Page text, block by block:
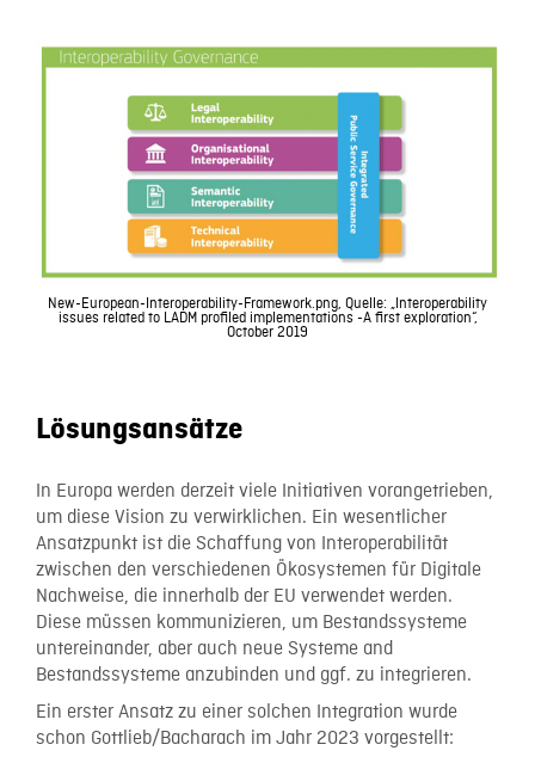
New-European-Interoperability-Framework.png, Quelle: „Interoperability
issues related to LADM profiled implementations -A first exploration“,
October 2019
Lösungsansätze
In Europa werden derzeit viele Initiativen vorangetrieben,
um diese Vision zu verwirklichen. Ein wesentlicher
Ansatzpunkt ist die Schaffung von Interoperabilität
zwischen den verschiedenen Ökosystemen für Digitale
Nachweise, die innerhalb der EU verwendet werden.
Diese müssen kommunizieren, um Bestandssysteme
untereinander, aber auch neue Systeme and
Bestandssysteme anzubinden und ggf. zu integrieren.
Ein erster Ansatz zu einer solchen Integration wurde
schon Gottlieb/Bacharach im Jahr 2023 vorgestellt: